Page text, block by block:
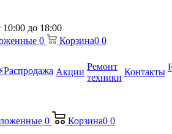
10:00 до 18:00
0 Корзина0 0
Акции
Ремонт
техники
Контакты
0 Корзина0 0